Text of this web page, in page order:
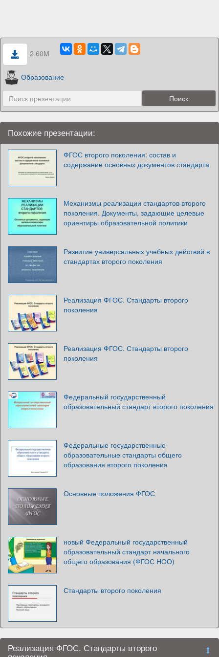
2.60M
Образование
Похожие презентации:
ФГОС второго поколения: состав и
содержание основных документов стандарта
Механизмы реализации стандартов второго
поколения. Документы, задающие целевые
ориентиры образовательной политики
Развитие универсальных учебных действий в
стандартах второго поколения
Реализация ФГОС. Стандарты второго
поколения
Реализация ФГОС. Стандарты второго
поколения
Федеральный государственный
образовательный стандарт второго поколения
Федеральные государственные
образовательные стандарты общего
образования второго поколения
Основные положения ФГОС
новый Федеральный государственный
образовательный стандарт начального
общего образования (ФГОС НОО)
Стандарты второго поколения
Реализация ФГОС. Стандарты второго